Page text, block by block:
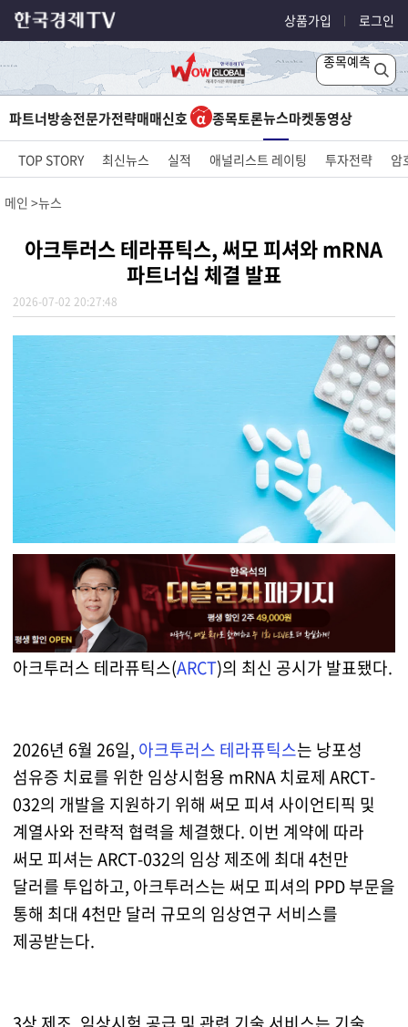
상품가입 로그인
종목예측
파트너방송전문가전략매매신호 종목토론뉴스마켓동영상
TOP STORY 최신뉴스 실적 애널리스트 레이팅 투자전략 암
메인 뉴스
아크투러스 테라퓨틱스, 써모 피셔와 mRNA
파트너십 체결 발표
2026-07-02 20:27:48
아크투러스 테라퓨틱스(ARCT)의 최신 공시가 발표됐다.
2026년 6월 26일, 아크투러스 테라퓨틱스는 낭포성
섬유증 치료를 위한 임상시험용 mRNA 치료제 ARCT-
032의 개발을 지원하기 위해 써모 피셔 사이언티픽 및
계열사와 전략적 협력을 체결했다. 이번 계약에 따라
써모 피셔는 ARCT-032의 임상 제조에 최대 4천만
달러를 투입하고, 아크투러스는 써모 피셔의 PPD 부문을
통해 최대 4천만 달러 규모의 임상연구 서비스를
제공받는다.